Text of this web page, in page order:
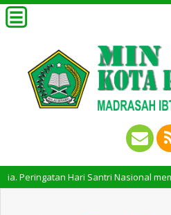
Hari Santri Nasional memiliki